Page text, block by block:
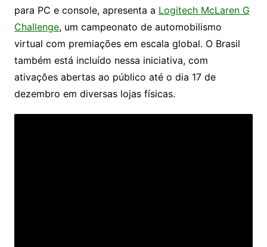
para PC e console, apresenta a Logitech McLaren G
Challenge, um campeonato de automobilismo
virtual com premiações em escala global. O Brasil
também está incluído nessa iniciativa, com
ativações abertas ao público até o dia 17 de
dezembro em diversas lojas físicas.